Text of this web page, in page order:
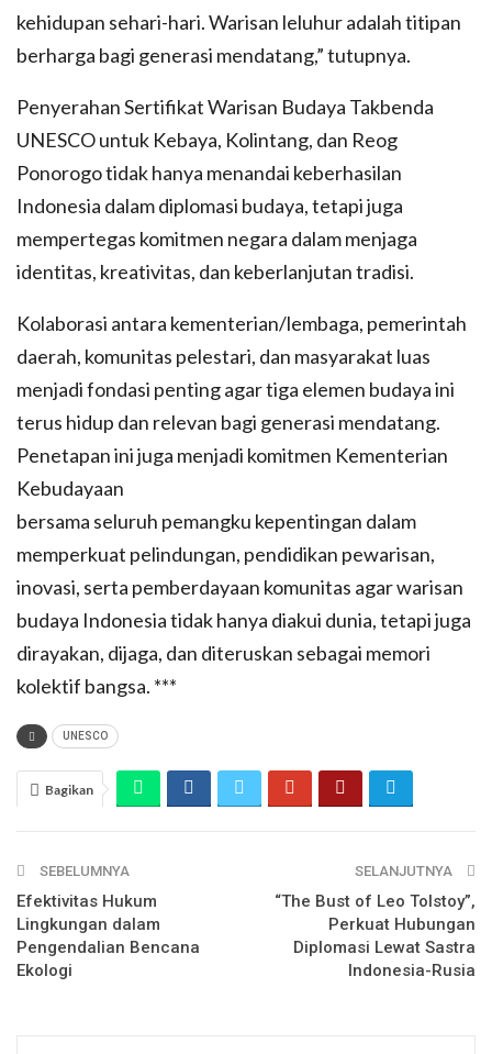
kehidupan sehari-hari. Warisan leluhur adalah titipan
berharga bagi generasi mendatang,” tutupnya.
Penyerahan Sertifikat Warisan Budaya Takbenda
UNESCO untuk Kebaya, Kolintang, dan Reog
Ponorogo tidak hanya menandai keberhasilan
Indonesia dalam diplomasi budaya, tetapi juga
mempertegas komitmen negara dalam menjaga
identitas, kreativitas, dan keberlanjutan tradisi.
Kolaborasi antara kementerian/lembaga, pemerintah
daerah, komunitas pelestari, dan masyarakat luas
menjadi fondasi penting agar tiga elemen budaya ini
terus hidup dan relevan bagi generasi mendatang.
Penetapan ini juga menjadi komitmen Kementerian
Kebudayaan
bersama seluruh pemangku kepentingan dalam
memperkuat pelindungan, pendidikan pewarisan,
inovasi, serta pemberdayaan komunitas agar warisan
budaya Indonesia tidak hanya diakui dunia, tetapi juga
dirayakan, dijaga, dan diteruskan sebagai memori
kolektif bangsa. ***
UNESCO
Bagikan
SEBELUMNYA
Efektivitas Hukum
Lingkungan dalam
Pengendalian Bencana
Ekologi
SELANJUTNYA
“The Bust of Leo Tolstoy”,
Perkuat Hubungan
Diplomasi Lewat Sastra
Indonesia-Rusia